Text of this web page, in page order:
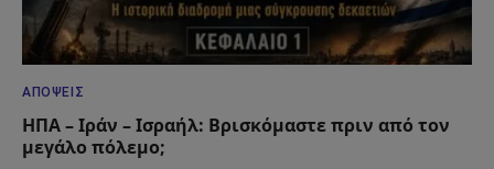
ΑΠΌΨΕΙΣ
ΗΠΑ – Ιράν – Ισραήλ: Βρισκόμαστε πριν από τον
μεγάλο πόλεμο;